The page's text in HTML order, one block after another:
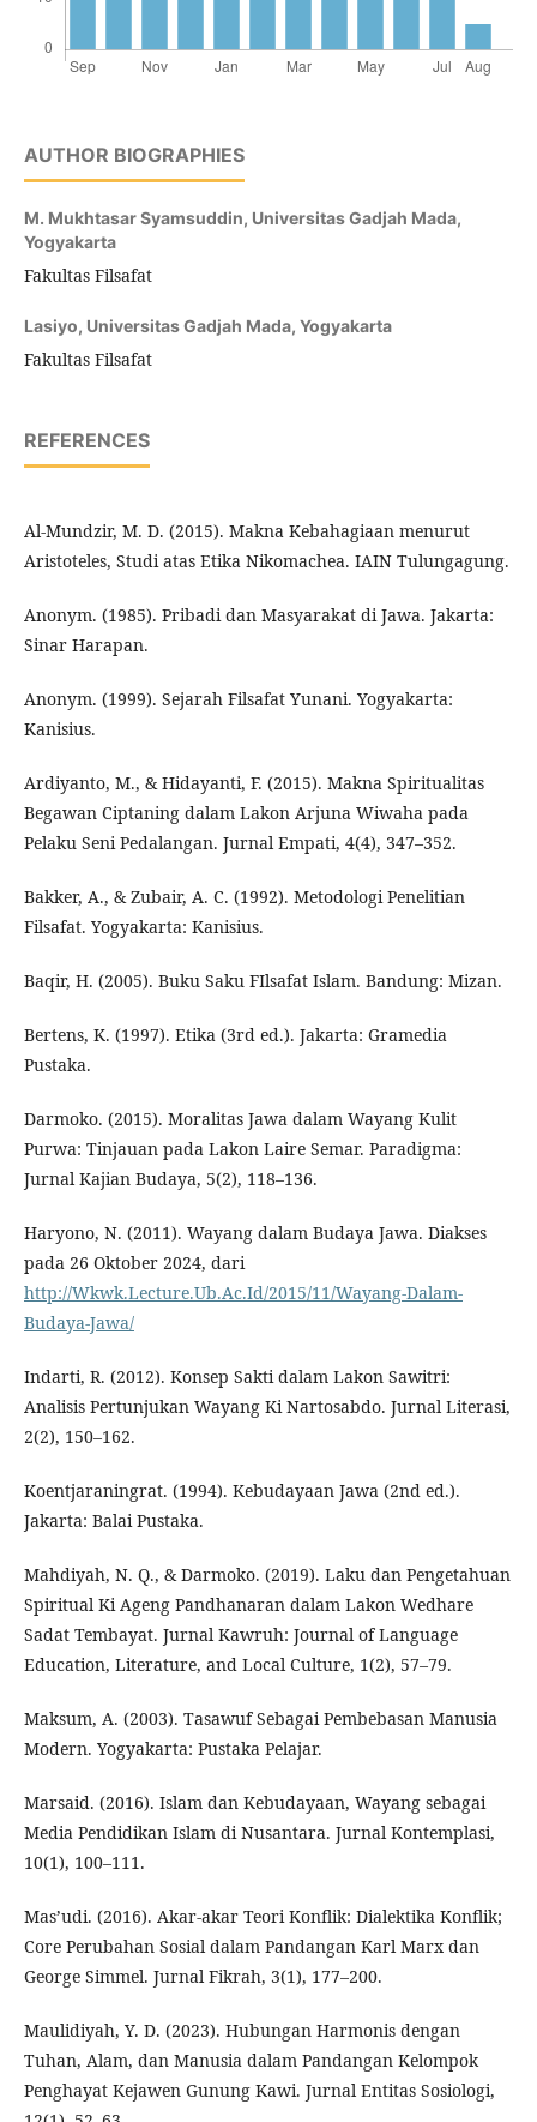
AUTHOR BIOGRAPHIES
M. Mukhtasar Syamsuddin, Universitas Gadjah Mada,
Yogyakarta
Fakultas Filsafat
Lasiyo, Universitas Gadjah Mada, Yogyakarta
Fakultas Filsafat
REFERENCES
Al-Mundzir, M. D. (2015). Makna Kebahagiaan menurut
Aristoteles, Studi atas Etika Nikomachea. IAIN Tulungagung.
Anonym. (1985). Pribadi dan Masyarakat di Jawa. Jakarta:
Sinar Harapan.
Anonym. (1999). Sejarah Filsafat Yunani. Yogyakarta:
Kanisius.
Ardiyanto, M., & Hidayanti, F. (2015). Makna Spiritualitas
Begawan Ciptaning dalam Lakon Arjuna Wiwaha pada
Pelaku Seni Pedalangan. Jurnal Empati, 4(4), 347–352.
Bakker, A., & Zubair, A. C. (1992). Metodologi Penelitian
Filsafat. Yogyakarta: Kanisius.
Baqir, H. (2005). Buku Saku FIlsafat Islam. Bandung: Mizan.
Bertens, K. (1997). Etika (3rd ed.). Jakarta: Gramedia
Pustaka.
Darmoko. (2015). Moralitas Jawa dalam Wayang Kulit
Purwa: Tinjauan pada Lakon Laire Semar. Paradigma:
Jurnal Kajian Budaya, 5(2), 118–136.
Haryono, N. (2011). Wayang dalam Budaya Jawa. Diakses
pada 26 Oktober 2024, dari
http://Wkwk.Lecture.Ub.Ac.Id/2015/11/Wayang-Dalam-
Budaya-Jawa/
Indarti, R. (2012). Konsep Sakti dalam Lakon Sawitri:
Analisis Pertunjukan Wayang Ki Nartosabdo. Jurnal Literasi,
2(2), 150–162.
Koentjaraningrat. (1994). Kebudayaan Jawa (2nd ed.).
Jakarta: Balai Pustaka.
Mahdiyah, N. Q., & Darmoko. (2019). Laku dan Pengetahuan
Spiritual Ki Ageng Pandhanaran dalam Lakon Wedhare
Sadat Tembayat. Jurnal Kawruh: Journal of Language
Education, Literature, and Local Culture, 1(2), 57–79.
Maksum, A. (2003). Tasawuf Sebagai Pembebasan Manusia
Modern. Yogyakarta: Pustaka Pelajar.
Marsaid. (2016). Islam dan Kebudayaan, Wayang sebagai
Media Pendidikan Islam di Nusantara. Jurnal Kontemplasi,
10(1), 100–111.
Mas’udi. (2016). Akar-akar Teori Konflik: Dialektika Konflik;
Core Perubahan Sosial dalam Pandangan Karl Marx dan
George Simmel. Jurnal Fikrah, 3(1), 177–200.
Maulidiyah, Y. D. (2023). Hubungan Harmonis dengan
Tuhan, Alam, dan Manusia dalam Pandangan Kelompok
Penghayat Kejawen Gunung Kawi. Jurnal Entitas Sosiologi,